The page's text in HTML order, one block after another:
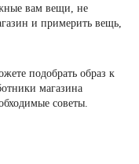
вам вещи, не
и примерить вещь,
подобрать образ к
магазина
советы.